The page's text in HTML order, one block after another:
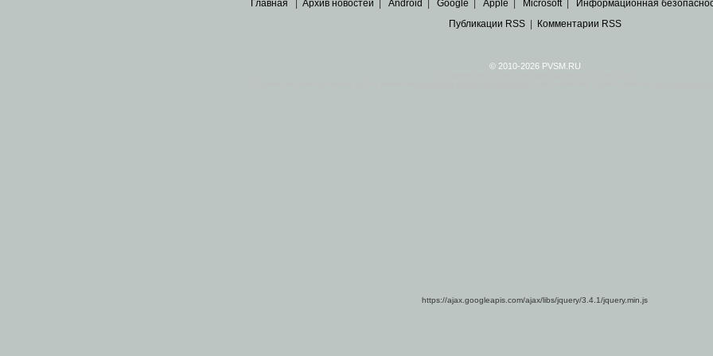
Главная Архив новостей Android Google Apple Microsoft| Информационная
Публикации RSS| Комментарии RSS
© 2010-2026 PVSM.RU
https://ajax.googleapis.com/ajax/libs/jquery/3.4.1/jquery.min.js